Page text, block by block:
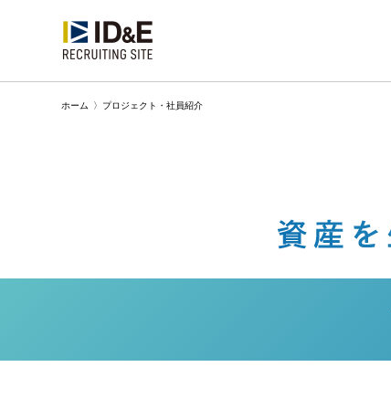
ホーム 〉 プロジェクト・社員紹介